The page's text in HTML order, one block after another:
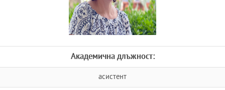
Академична длъжност:
асистент